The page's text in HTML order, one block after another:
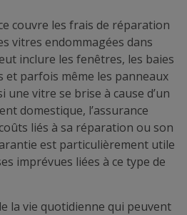
couvre les frais de réparation
vitres endommagées dans
inclure les fenêtres, les baies
et parfois même les panneaux
une vitre se brise à cause d’un
domestique, l’assurance
liés à sa réparation ou son
est particulièrement utile
imprévues liées à ce type de
la vie quotidienne qui peuvent